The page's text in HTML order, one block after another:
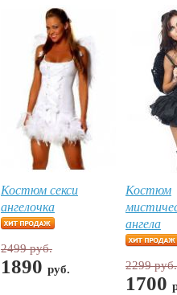
Костюм секси
ангелочка
2499 руб.
1890 руб.
Костюм
ангела
2299 руб.
1700